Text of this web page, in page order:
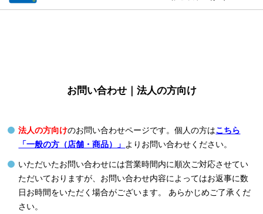
お問い合わせ｜法人の方向け
法人の方向けのお問い合わせページです。個人の方はこちら
「一般の方（店舗・商品）」 よりお問い合わせください。
いただいたお問い合わせには営業時間内に順次ご対応させてい
ただいておりますが、お問い合わせ内容によってはお返事に数
日お時間をいただく場合がございます。 あらかじめご了承くだ
さい。